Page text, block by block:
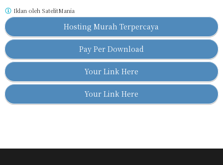
Hosting Murah Terpercaya
Pay Per Download
Your Link Here
Your Link Here
Iklan oleh SatelitMania